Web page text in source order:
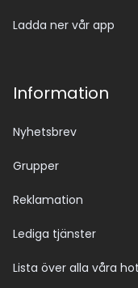
Ladda ner vår app
Information
Nyhetsbrev
Grupper
Reklamation
Lediga tjänster
Lista över alla våra